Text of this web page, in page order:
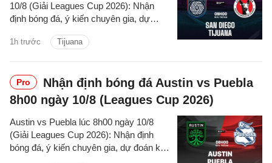
1h trước Tijuana
10/8 (Giải Leagues Cup 2026): Nhận
định bóng đá, ý kiến chuyên gia, dự
đấu.
Pro
Nhận định bóng đá Austin vs Puebla
8h00 ngày 10/8 (Leagues Cup 2026)
Austin vs Puebla lúc 8h00 ngày 10/8
(Giải Leagues Cup 2026): Nhận định
bóng đá, ý kiến chuyên gia, dự đoán kết